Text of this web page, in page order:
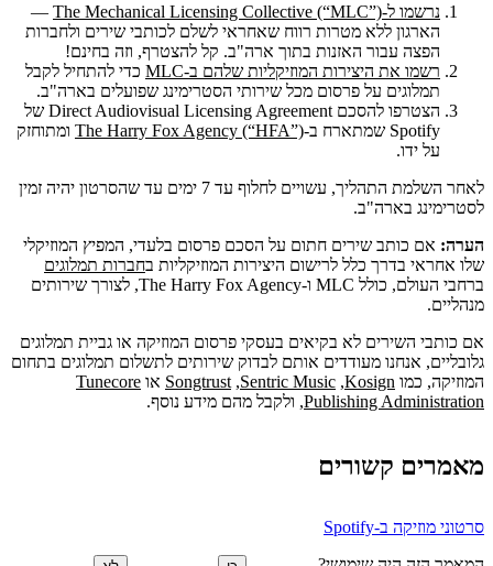
נרשמו ל-The Mechanical Licensing Collective (“MLC”)
—
הארגון ללא מטרות רווח שאחראי לשלם לכותבי שירים ולחברות
הפצה עבור האזנות בתוך ארה"ב. קל להצטרף, וזה בחינם!
רשמו את היצירות המוזיקליות שלהם ב-MLC
כדי להתחיל לקבל
תמלוגים על פרסום מכל שירותי הסטרימינג שפועלים בארה"ב.
הצטרפו להסכם Direct Audiovisual Licensing Agreement של
Spotify שמתארח ב-
The Harry Fox Agency (“HFA”) ומתוחזק
על ידו.
לאחר השלמת התהליך, עשויים לחלוף עד 7 ימים עד שהסרטון יהיה זמין
לסטרימינג בארה"ב.
הערה: אם כותב שירים חתום על הסכם פרסום בלעדי, המפיץ המוזיקלי
שלו אחראי בדרך כלל לרישום היצירות המוזיקליות בחברות תמלוגים
ברחבי העולם, כולל MLC ו-The Harry Fox Agency, לצורך שירותים
מנהליים.
אם כותבי השירים לא בקיאים בעסקי פרסום המוזיקה או גביית תמלוגים
גלובליים, אנחנו מעודדים אותם לבדוק שירותים לתשלום תמלוגים בתחום
המוזיקה, כמו Kosign
,‏
Sentric Music
‏,
Songtrust ‏ או Tunecore
Publishing Administration, ולקבל מהם מידע נוסף.
מאמרים קשורים
סרטוני מוזיקה ב-Spotify